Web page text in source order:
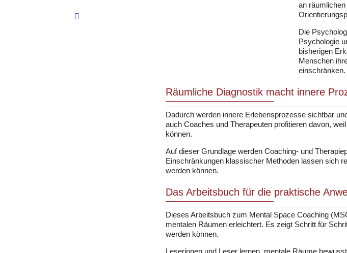
an
Die
Psychologie
bisherigen
Menschen
einschränken.
Räumliche Diagnostik macht innere
Dadurch werden innere Erlebensprozesse sichtbar
auch Coaches und Therapeuten profitieren davon,
können.
Auf dieser Grundlage werden Coaching- und
Einschränkungen klassischer Methoden lassen sich
werden können.
Das Arbeitsbuch für die praktische
Dieses Arbeitsbuch zum Mental Space Coaching
mentalen Räumen erleichtert. Es zeigt Schritt für
werden können.
Leserinnen und Leser lernen, mentale Räume